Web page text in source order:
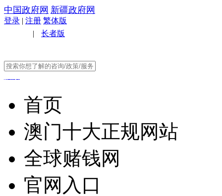
中国政府网 新疆政府网
登录 | 注册 繁体版
| 长者版
首页
澳门十大正规网站
全球赌钱网
官网入口